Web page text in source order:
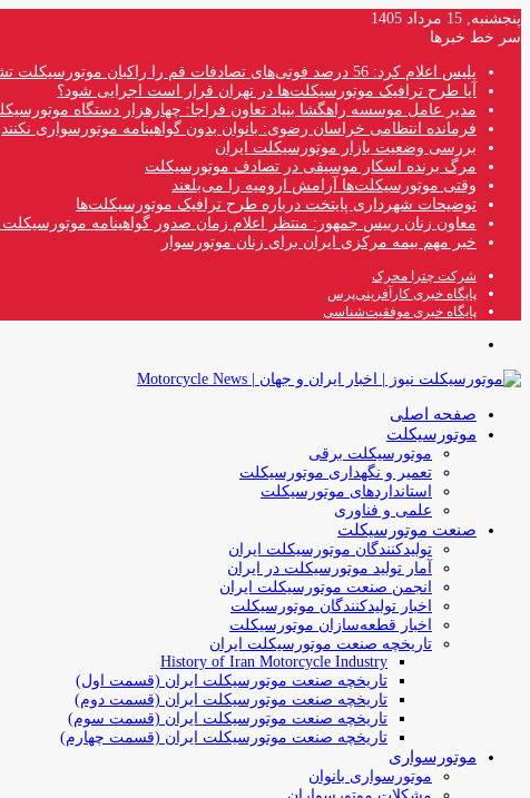
پنجشنبه, 15 مرداد 1405
سر خط خبرها
پلیس اعلام کرد: 56 درصد فوتی‌های تصادفات قم را راکبان موتورسیکلت تشکیل می‌دهند
آیا طرح ترافیک موتورسیکلت‌ها در تهران قرار است اجرایی شود؟
مدیر عامل موسسه راهگشا بنیاد تعاون فراجا: چهارهزار دستگاه
فرمانده انتظامی خراسان رضوی: بانوان بدون گواهینامه موتورسواری نکنند
بررسی وضعیت بازار موتورسیکلت ایران
مرگ برنده اسکار موسیقی در تصادف موتورسیکلت
وقتی موتورسیکلت‌ها آرامش ارومیه را می‌بلعند
توضیحات شهرداری پایتخت درباره طرح ترافیک موتورسیکلت‌ها
معاون زنان رییس جمهور: منتظر اعلام زمان صدور گواهینامه
خبر مهم بیمه مرکزی ایران برای زنان موتورسوار
شرکت چترا محرک
پایگاه خبری کارآفرینی‌پرس
پایگاه خبری موفقیت‌شناسی
صفحه اصلی
موتورسیکلت
موتورسیکلت برقی
تعمیر و نگهداری موتورسیکلت
استانداردهای موتورسیکلت
علمی و فناوری
صنعت موتورسیکلت
تولیدکنندگان موتورسیکلت ایران
آمار تولید موتورسیکلت در ایران
انجمن صنعت موتورسیکلت ایران
اخبار تولیدکنندگان موتورسیکلت
اخبار قطعه‌سازان موتورسیکلت
تاریخچه صنعت موتورسیکلت ایران
History of Iran Motorcycle Industry
تاریخچه صنعت موتورسیکلت ایران (قسمت اول)
تاریخچه صنعت موتورسیکلت ایران (قسمت دوم)
تاریخچه صنعت موتورسیکلت ایران (قسمت سوم)
تاریخچه صنعت موتورسیکلت ایران (قسمت چهارم)
موتورسواری
موتورسواری بانوان